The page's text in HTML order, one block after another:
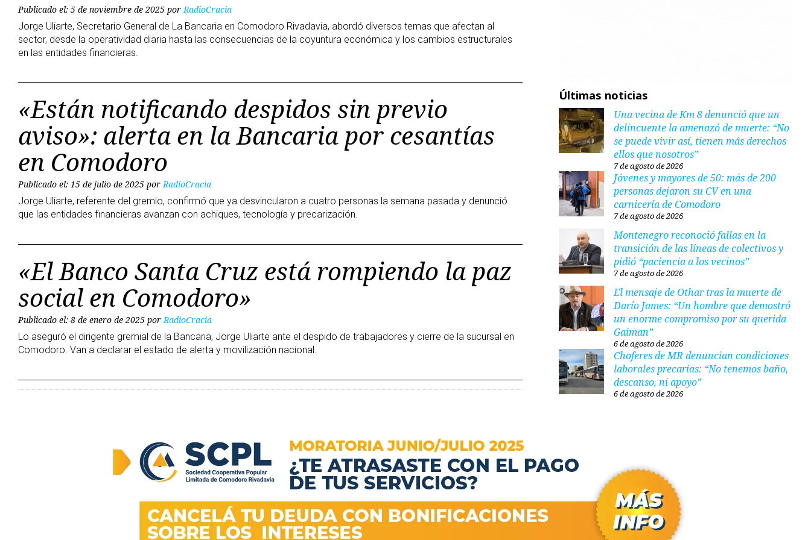
Publicado el: 5 de noviembre de 2025 porRadioCracia
Jorge Uliarte, Secretario General de La Bancaria en Comodoro Rivadavia, abordó diversos temas que afectan al
sector, desde la operatividad diaria hasta las consecuencias de la coyuntura económica y los cambios estructurales
en las entidades financieras.
«Están notificando despidos sin previo
aviso»: alerta en la Bancaria por cesantías
en Comodoro
Publicado el: 15 de julio de 2025 porRadioCracia
Jorge Uliarte, referente del gremio, confirmó que ya desvincularon a cuatro personas la semana pasada y denunció
que las entidades financieras avanzan con achiques, tecnología y precarización.
«El Banco Santa Cruz está rompiendo la paz
social en Comodoro»
Publicado el: 8 de enero de 2025 porRadioCracia
Lo aseguró el dirigente gremial de la Bancaria, Jorge Uliarte ante el despido de trabajadores y cierre de la sucursal en
Comodoro. Van a declarar el estado de alerta y movilización nacional.
Últimas noticias
Una vecina de Km 8 denunció que un
delincuente la amenazó de muerte: “No
se puede vivir así, tienen más derechos
ellos que nosotros”
7 de agosto de 2026
Jóvenes y mayores de 50: más de 200
personas dejaron su CV en una
carnicería de Comodoro
7 de agosto de 2026
Montenegro reconoció fallas en la
transición de las líneas de colectivos y
pidió “paciencia a los vecinos”
7 de agosto de 2026
El mensaje de Othar tras la muerte de
Darío James: “Un hombre que demostró
un enorme compromiso por su querida
Gaiman”
6 de agosto de 2026
Choferes de MR denuncian condiciones
laborales precarias: “No tenemos baño,
descanso, ni apoyo”
6 de agosto de 2026